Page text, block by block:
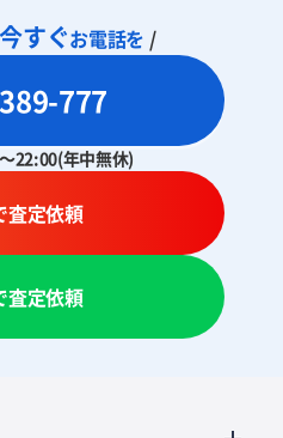
今すぐお電話を /
777
22:00(年中無休)
査定依頼
査定依頼